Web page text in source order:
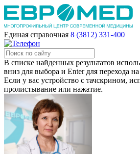
Единая справочная 8 (3812) 331-400
В списке найденных результатов
вниз для выбора и Enter для перехода
Если у вас устройство с тачскрином,
пролистывание или нажатие.